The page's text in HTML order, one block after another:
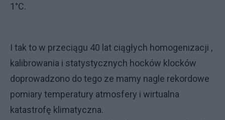
1°C.
I tak to w przeciągu 40 lat ciągłych homogenizacji ,
kalibrowania i statystycznych hocków klocków
doprowadzono do tego ze mamy nagle rekordowe
pomiary temperatury atmosfery i wirtualna
katastrofę klimatyczna.